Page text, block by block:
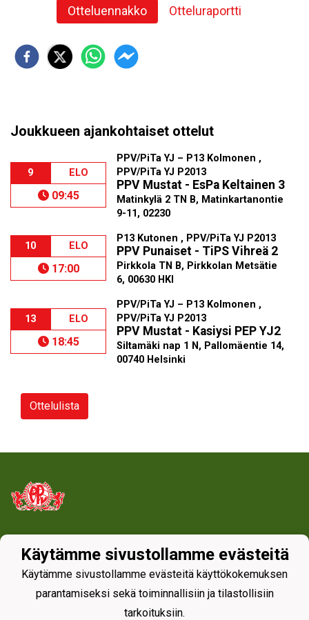
Otteluennakko Otteluraportti
Joukkueen ajankohtaiset ottelut
9 ELO
09:45
PPV/PiTa YJ – P13 Kolmonen ,
PPV/PiTa YJ P2013
PPV Mustat - EsPa Keltainen 3
Matinkylä 2 TN B, Matinkartanontie
9-11, 02230
10 ELO
17:00
P13 Kutonen , PPV/PiTa YJ P2013
PPV Punaiset - TiPS Vihreä 2
Pirkkola TN B, Pirkkolan Metsätie
6, 00630 HKI
13 ELO
18:45
PPV/PiTa YJ – P13 Kolmonen ,
PPV/PiTa YJ P2013
PPV Mustat - Kasiysi PEP YJ2
Siltamäki nap 1 N, Pallomäentie 14,
00740 Helsinki
Ottelulista
Käytämme sivustollamme evästeitä
Käytämme sivustollamme evästeitä käyttökokemuksen
parantamiseksi sekä toiminnallisiin ja tilastollisiin
tarkoituksiin.